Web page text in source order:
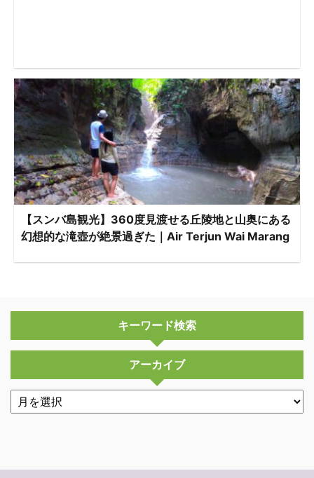
【スンバ島観光】360度見渡せる丘陵地と山奥にある
幻想的な滝壺が絶景過ぎた｜Air Terjun Wai Marang
キーワード検索
アーカイブ